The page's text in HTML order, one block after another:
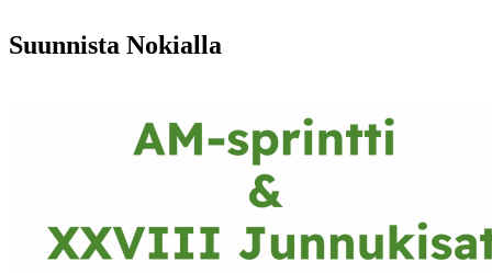
Suunnista Nokialla